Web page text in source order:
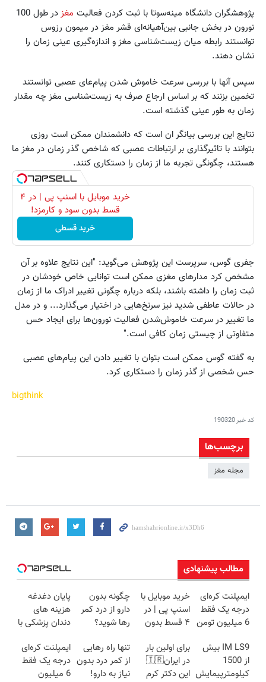
پژوهشگران دانشگاه مینه‌سوتا با ثبت کردن فعالیت مغز
در طول 100
نورون در بخش جانبی بین‌آهیانه‌ای قشر مغز در میمون رزوس
توانستند رابطه میان زیست‌‌شناسی مغز و اندازه‌گیری عینی زمان را
نشان دهند.
سپس آنها با بررسی سرعت خاموش شدن پیام‌عای عصبی توانستند
تخمین بزنند که بر اساس ارجاع صرف به زیست‌شناسی مغز چه مقدار
زمان به طور عینی گذشته است.
نتایج این بررسی بیانگر ان است که دانشمندان ممکن است روزی
بتوانند با تاثیرگذاری بر ارتباطات عصبی که شاخص گذر زمان در مغز ما
هستند، چگونگی تجربه ما از زمان را دستکاری کنند.
خرید موبایل با اسنپ پی | در ۴
قسط بدون سود و کارمزد!
خرید قسطی
جفری گوس، سرپرست این پژوهش می‌گوید: "این نتایج علاوه بر آن
مشخص کرد مدارهای مغزی ممکن است توانایی خاص خودشان در
ثبت زمان را داشته باشند، بلکه درباره چگونی تغییر ادراک ما از زمان
در حالات عاطفی شدید نیز سرنخ‌هایی در اختیار می‌گذارد... و در مدل
ما تغییر در سرعت خاموش‌شدن فعالیت نورون‌ها برای ایجاد حس
متفاوتی از چیستی زمان کافی است."
به گفته گوس ممکن است بتوان با تغییر دادن این پیام‌های عصبی
حس شخصی از گذر زمان را دستکاری کرد.
bigthink
کد خبر190320
برچسب‌ها
مجله مغز
مطالب پیشنهادی
ایمپلنت کره‌ای
درجه یک فقط
6 میلیون تومن
خرید موبایل با
اسنپ پی | در
۴ قسط بدون
چگونه بدون
دارو از درد کمر
رها شوید؟
رو پرکن)
پایان دغدغه
هزینه های
دندان پزشکی با
کننده خانگی
IM LS9 بیش
از 1500
کیلومترپیمایش
برای اولین بار
در ایران🇮🇷
این دکتر کرم
تنها راه رهایی
از کمر درد بدون
نیاز به دارو!
ایمپلنت کره‌ای
درجه یک فقط
6 میلیون